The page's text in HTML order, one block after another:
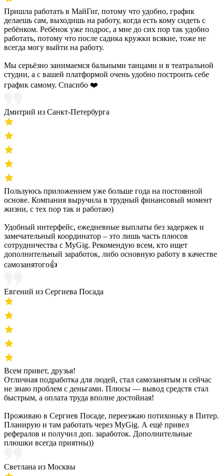
Пришла работать в МайГиг, потому что удобно, график
делаешь сам, выходишь на работу, когда есть кому сидеть с
ребёнком. Ребёнок уже подрос, а мне до сих пор так удобно
работать, потому что после садика кружки всякие, тоже не
всегда могу выйти на работу.
Мы серьёзно занимаемся бальными танцами и в театральной
студии, а с вашей платформой очень удобно построить себе
график самому. Спасибо ❤️
Дмитрий из Санкт-Петербурга
Пользуюсь приложением уже больше года на постоянной
основе. Компания выручила в трудный финансовый момент
жизни, с тех пор так и работаю)
Удобный интерфейс, ежедневные выплаты без задержек и
замечательный координатор – это лишь часть плюсов
сотрудничества с MyGig. Рекомендую всем, кто ищет
дополнительный заработок, либо основную работу в качестве
самозанятого👍
Евгений из Сергиева Посада
Всем привет, друзья!
Отличная подработка для людей, стал самозанятым и сейчас
не знаю проблем с деньгами. Плюсы — вывод средств стал
быстрым, а оплата труда вполне достойная!
Проживаю в Сергиев Посаде, переезжаю потихоньку в Питер.
Планирую и там работать через MyGig. А ещё привел
рефералов и получил доп. заработок. Дополнительные
плюшки всегда приятны))
Светлана из Москвы